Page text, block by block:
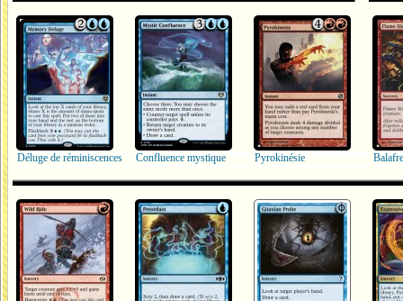
Déluge de réminiscences Confluence mystique Pyrokinésie